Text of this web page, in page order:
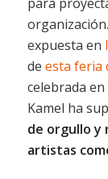
para
expuesta en
de esta feria
celebrada
Kamel ha
de orgullo y
artistas